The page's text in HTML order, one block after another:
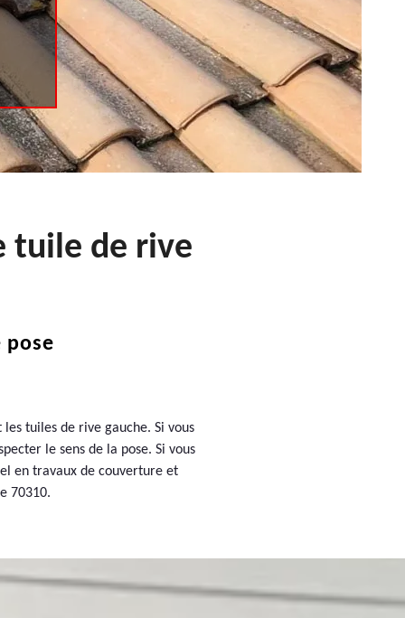
tuile de rive
pose
tuiles de rive gauche. Si vous
le sens de la pose. Si vous
en travaux de couverture et
70310.